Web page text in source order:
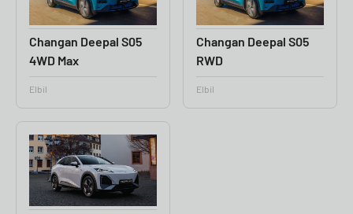
Changan Deepal S05
4WD Max
Elbil
Changan Deepal S05
RWD
Elbil